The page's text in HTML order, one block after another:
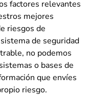
factores relevantes
mejores
riesgos de
de seguridad
no podemos
o bases de
que envíes
riesgo.